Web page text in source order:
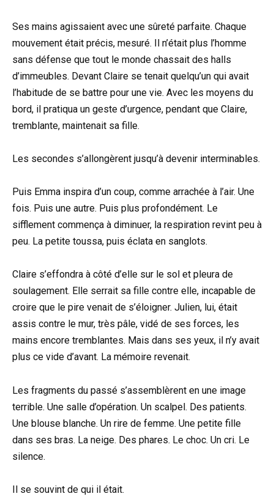
Ses mains agissaient avec une sûreté parfaite. Chaque
mouvement était précis, mesuré. Il n’était plus l’homme
sans défense que tout le monde chassait des halls
d’immeubles. Devant Claire se tenait quelqu’un qui avait
l’habitude de se battre pour une vie. Avec les moyens du
bord, il pratiqua un geste d’urgence, pendant que Claire,
tremblante, maintenait sa fille.
Les secondes s’allongèrent jusqu’à devenir interminables.
Puis Emma inspira d’un coup, comme arrachée à l’air. Une
fois. Puis une autre. Puis plus profondément. Le
sifflement commença à diminuer, la respiration revint peu à
peu. La petite toussa, puis éclata en sanglots.
Claire s’effondra à côté d’elle sur le sol et pleura de
soulagement. Elle serrait sa fille contre elle, incapable de
croire que le pire venait de s’éloigner. Julien, lui, était
assis contre le mur, très pâle, vidé de ses forces, les
mains encore tremblantes. Mais dans ses yeux, il n’y avait
plus ce vide d’avant. La mémoire revenait.
Les fragments du passé s’assemblèrent en une image
terrible. Une salle d’opération. Un scalpel. Des patients.
Une blouse blanche. Un rire de femme. Une petite fille
dans ses bras. La neige. Des phares. Le choc. Un cri. Le
silence.
Il se souvint de qui il était.